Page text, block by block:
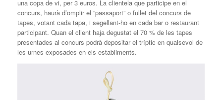
una copa de vi, per 3 euros. La clientela que participe en el
concurs, haurà d’omplir el “passaport” o fullet del concurs de
tapes, votant cada tapa, i segellant-ho en cada bar o restaurant
participant. Quan el client haja degustat el 70 % de les tapes
presentades al concurs podrà depositar el tríptic en qualsevol de
les urnes exposades en els establiments.